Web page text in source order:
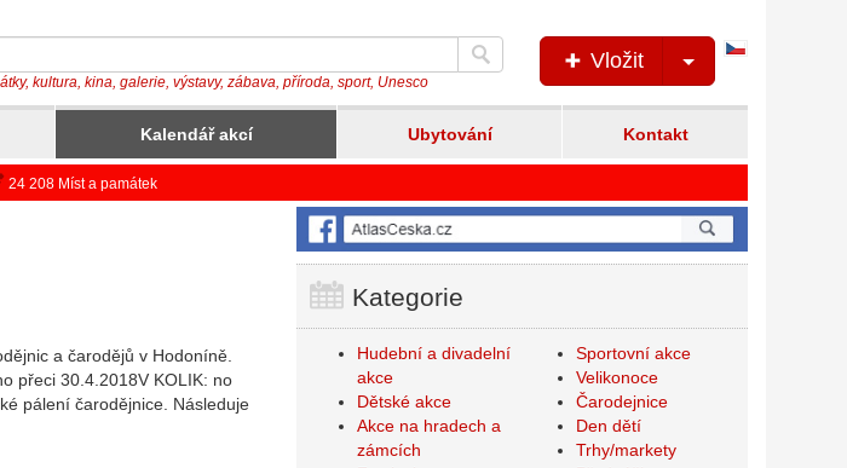
kultura, kina, galerie, výstavy, zábava, příroda, sport, Unesco
Vložit
Kalendář akcí Ubytování Kontakt
24 208 Míst a památek
a čarodějů v Hodoníně.
přeci 30.4.2018V KOLIK: no
pálení čarodějnice. Následuje
Kategorie
Hudební a divadelní
akce
Dětské akce
Akce na hradech a
zámcích
Sportovní akce
Velikonoce
Čarodejnice
Den dětí
Trhy/markety